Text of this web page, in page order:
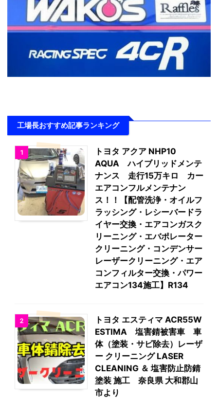
工場長おすすめ記事ランキング
1
トヨタ アクア NHP10
AQUA ハイブリッドメンテ
ナンス 走行15万キロ カー
エアコンフルメンテナン
ス！！【配管洗浄・オイルフ
ラッシング・レシーバードラ
イヤー交換・エアコンガスク
リーニング・エバポレーター
クリーニング・コンデンサー
レーザークリーニング・エア
コンフィルター交換・パワー
エアコン134施工】R134
2
トヨタ エスティマ ACR55W
ESTIMA 塩害錆被害車 車
体（塗装・サビ除去）レーザ
ー クリーニング LASER
CLEANING ＆ 塩害防止防錆
塗装 施工 奈良県 大和郡山
市より